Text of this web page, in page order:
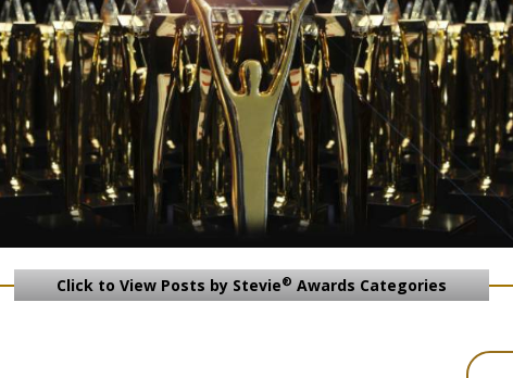
Click to View Posts by Stevie® Awards Categories